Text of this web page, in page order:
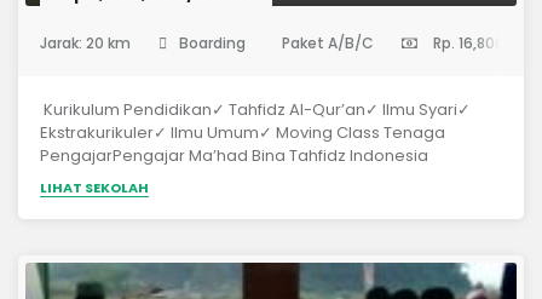
Jarak: 20 km Boarding Paket A/B/C Rp. 16,800,000
Kurikulum Pendidikan✓ Tahfidz Al-Qur’an✓ Ilmu Syari✓
Ekstrakurikuler✓ Ilmu Umum✓ Moving Class Tenaga
PengajarPengajar Ma’had Bina Tahfidz Indonesia
merupakan lulusan STIBA Ar Raayah Sukabumi, Universitas
Ibn Khaldun Bogor, Ma’had Al Irsyad Tengaran, Ma’had
Bina Madani Bogor.
LIHAT SEKOLAH